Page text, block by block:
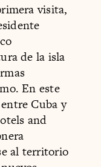
visita,
de la isla
En este
Cuba y
and
al territorio